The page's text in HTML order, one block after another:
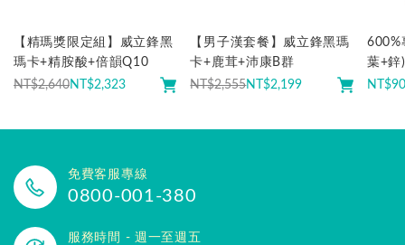
【精瑪獎限定組】威立鋒黑
瑪卡+精胺酸+倍韻Q10
NT$2,640NT$2,323
【男子漢套餐】威立鋒黑瑪
卡+鹿茸+沛康B群
NT$2,555NT$2,199
600%
葉+鋅)
NT$
免費客服專線
0800-001-380
服務時間 - 週一至週五